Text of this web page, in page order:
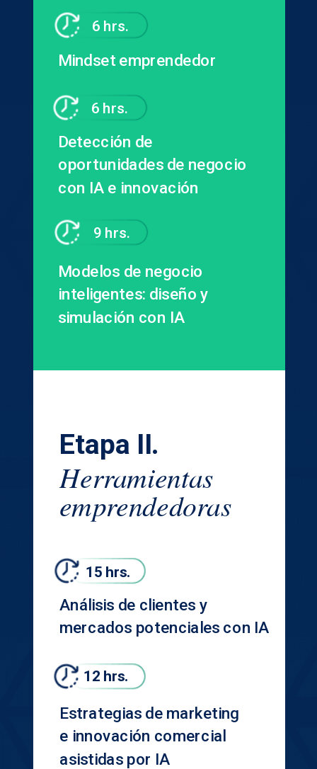
Mindset emprendedor
6 hrs.
6 hrs.
9 hrs.
Detección de
oportunidades de negocio
con IA e innovación
Modelos de negocio
inteligentes: diseño y
simulación con IA
15 hrs.
Etapa II.
Herramientas
emprendedoras
Análisis de clientes y
mercados potenciales con IA
12 hrs.
Estrategias de marketing
e innovación comercial
asistidas por IA